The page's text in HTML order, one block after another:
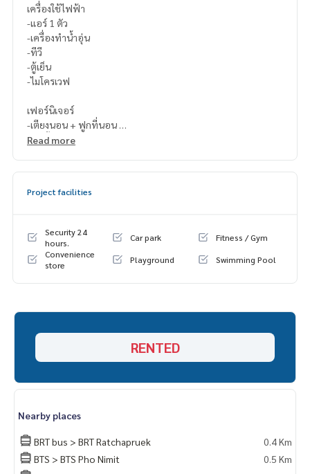
เครื่องใช้ไฟฟ้า
-แอร์ 1 ตัว
-เครื่องทำน้ำอุ่น
-ทีวี
-ตู้เย็น
-ไมโครเวฟ
เฟอร์นิเจอร์
-เตียงนอน + ฟูกที่นอน
-เก้าอี้+โต๊ะทานข้าว
-ชุดเฟอร์นิเจอร์ห้องครัว
Read more
Project facilities
Security 24
hours.
Car park
Fitness / Gym
Convenience
store
Playground Swimming Pool
RENTED
Nearby places
BRT bus > BRT Ratchapruek
0.4 Km
BTS > BTS Pho Nimit
0.5 Km